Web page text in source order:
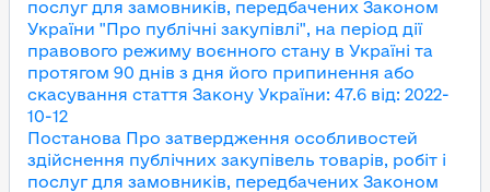
послуг для замовників, передбачених Законом
України "Про публічні закупівлі", на період дії
правового режиму воєнного стану в Україні та
протягом 90 днів з дня його припинення або
скасування стаття Закону України: 47.6 від: 2022-
10-12
Постанова Про затвердження особливостей
здійснення публічних закупівель товарів, робіт і
послуг для замовників, передбачених Законом